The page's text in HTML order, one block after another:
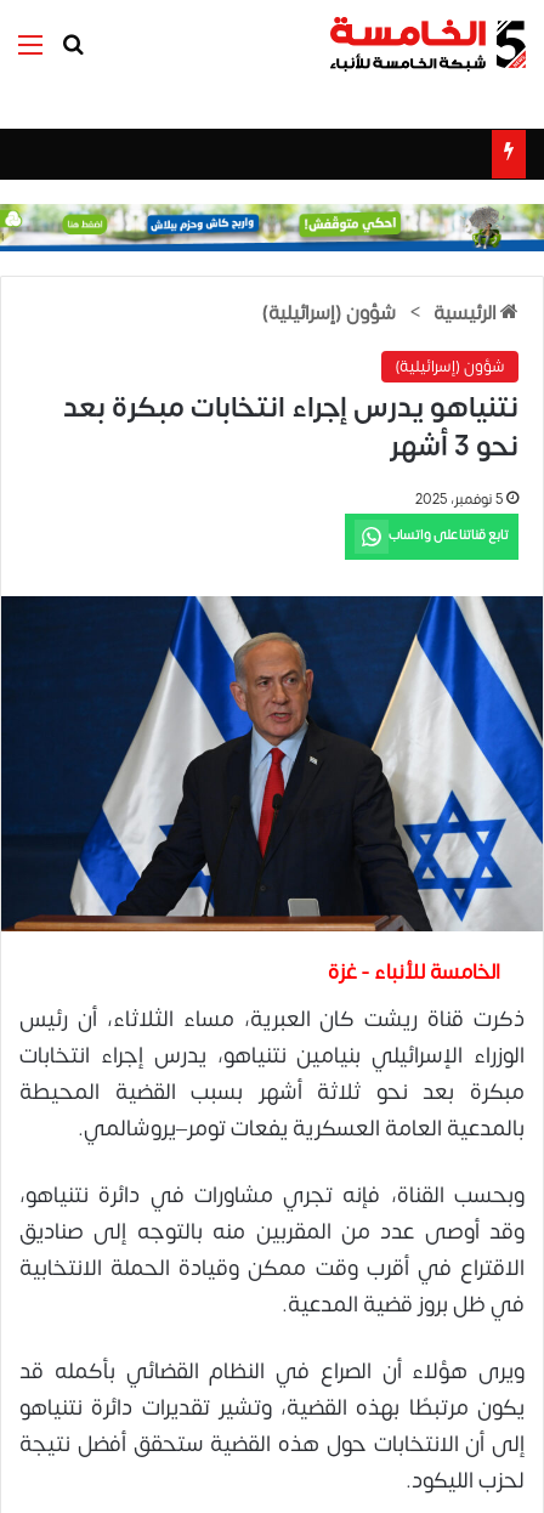
بحث عن
الرئيسية > شؤون (إسرائيلية)
شؤون (إسرائيلية)
نتنياهو يدرس إجراء انتخابات مبكرة بعد
نحو 3 أشهر
5 نوفمبر، 2025
تابع قناتنا على واتساب
الخامسة للأنباء - غزة
ذكرت قناة ريشت كان العبرية، مساء الثلاثاء، أن رئيس
الوزراء الإسرائيلي بنيامين نتنياهو، يدرس إجراء انتخابات
مبكرة بعد نحو ثلاثة أشهر بسبب القضية المحيطة
بالمدعية العامة العسكرية يفعات تومر–يروشالمي.
وبحسب القناة، فإنه تجري مشاورات في دائرة نتنياهو،
وقد أوصى عدد من المقربين منه بالتوجه إلى صناديق
الاقتراع في أقرب وقت ممكن وقيادة الحملة الانتخابية
في ظل بروز قضية المدعية.
ويرى هؤلاء أن الصراع في النظام القضائي بأكمله قد
يكون مرتبطًا بهذه القضية، وتشير تقديرات دائرة نتنياهو
إلى أن الانتخابات حول هذه القضية ستحقق أفضل نتيجة
لحزب الليكود.